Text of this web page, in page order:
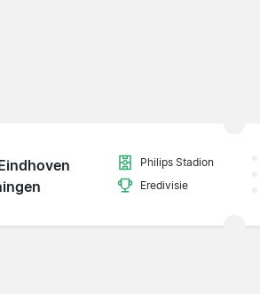
Philips Stadion
Eredivisie